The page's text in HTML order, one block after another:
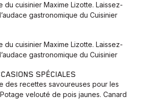
du cuisinier Maxime Lizotte. Laissez-
gastronomique du Cuisinier
du cuisinier Maxime Lizotte. Laissez-
gastronomique du Cuisinier
SPÉCIALES
des recettes savoureuses pour les
velouté de pois jaunes. Canard